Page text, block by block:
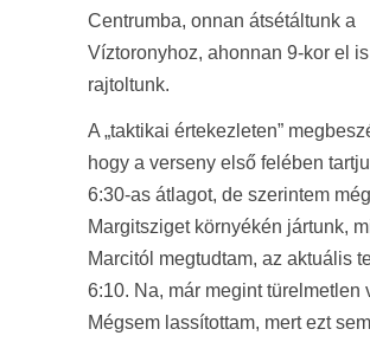
Centrumba, onnan átsétáltunk a
Víztoronyhoz, ahonnan 9-kor el is
rajtoltunk.
A „taktikai értekezleten”
hogy a verseny első felében
6:30-as átlagot, de szerintem
Margitsziget környékén jártunk,
Marcitól megtudtam, az aktuális
6:10. Na, már megint türelmetlen
Mégsem lassítottam, mert ezt